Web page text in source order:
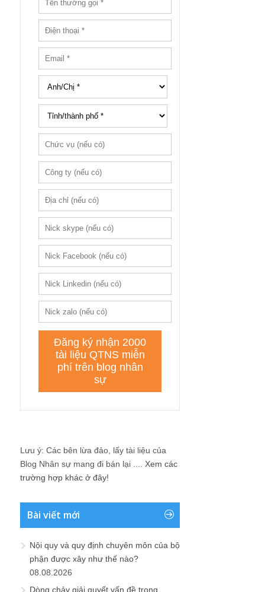
Lưu ý: Các bên lừa đảo, lấy tài liệu của
Blog Nhân sự mang đi bán lại .... Xem các
trường hợp khác ở đây!
Bài viết mới
Nội quy và quy định chuyên môn của bộ
phận được xây như thế nào?
08.08.2026
Dòng chảy giải quyết vấn đề trong